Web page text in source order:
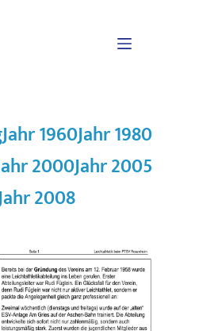
Jahr 1960Jahr 1980
2000Jahr 2005
2008